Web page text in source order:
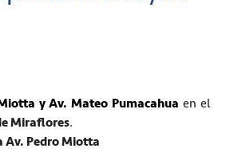
y Av. Mateo Pumacahua en el
Miraflores.
Av. Pedro Miotta